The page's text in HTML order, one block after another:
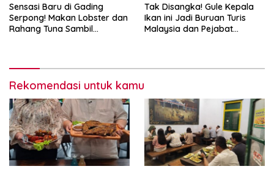
Sensasi Baru di Gading
Serpong! Makan Lobster dan
Rahang Tuna Sambil
Tak Disangka! Gule Kepala
Ikan ini Jadi Buruan Turis
Malaysia dan Pejabat
Rekomendasi untuk kamu